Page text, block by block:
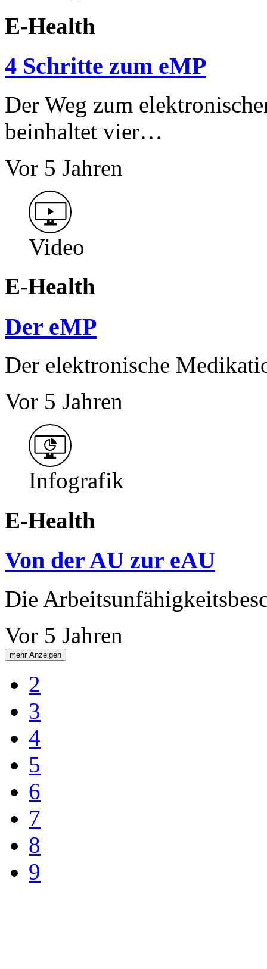
E-Health
4 Schritte zum eMP
Der Weg zum
beinhaltet vier…
Vor 5 Jahren
Video
E-Health
Der eMP
Der elektronische
Vor 5 Jahren
Infografik
E-Health
Von der AU zur eAU
Die
Vor 5 Jahren
mehr Anzeigen
2
3
4
5
6
7
8
9